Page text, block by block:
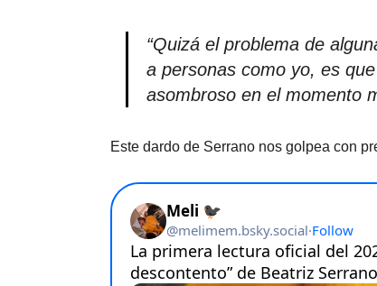
“Quizá el problema de
a personas como yo, es
asombroso en el momento
Este dardo de Serrano nos golpea con